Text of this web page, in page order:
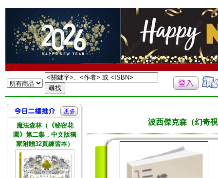
魔法森林（《秘密花
園》第二集，中文版獨
家附贈32頁練習本）
波西傑克森（幻奇